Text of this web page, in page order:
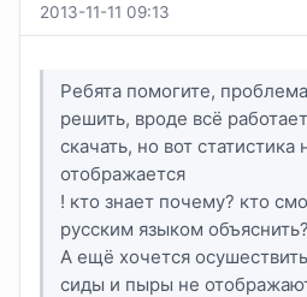
2013-11-11 09:13
Ребята помогите,
решить, вроде всё
скачать, но вот статистика
отображается
! кто знает почему? кто
русским языком объяснить?
А ещё хочется
сиды и пыры не